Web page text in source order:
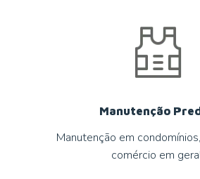
Manutenção
Manutenção em
comércio em